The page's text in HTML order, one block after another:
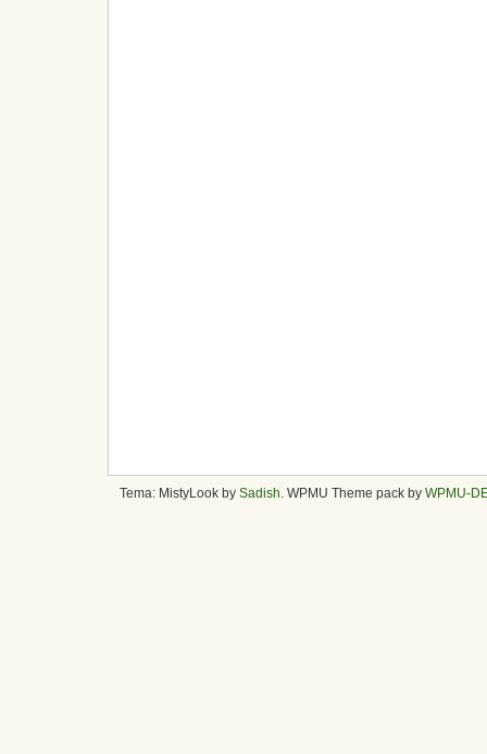
Tema: MistyLook by Sadish . WPMU Theme pack by WPMU-